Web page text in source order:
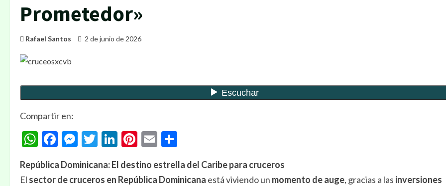
Prometedor»
Rafael Santos 2 de junio de 2026
Compartir en:
WhatsApp
Facebook
Messenger
Twitter
LinkedIn
Pinterest
Email
República Dominicana: El destino estrella del Caribe para cruceros
El sector de cruceros en República Dominicana está viviendo un momento de auge, gracias a las inversiones